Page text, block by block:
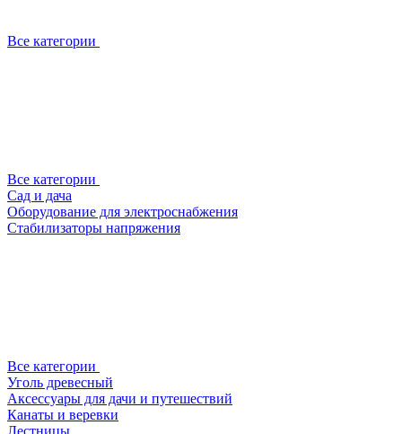
Все категории
Все категории
Сад и дача
Оборудование для электроснабжения
Стабилизаторы напряжения
Все категории
Уголь древесный
Аксессуары для дачи и путешествий
Канаты и веревки
Лестницы